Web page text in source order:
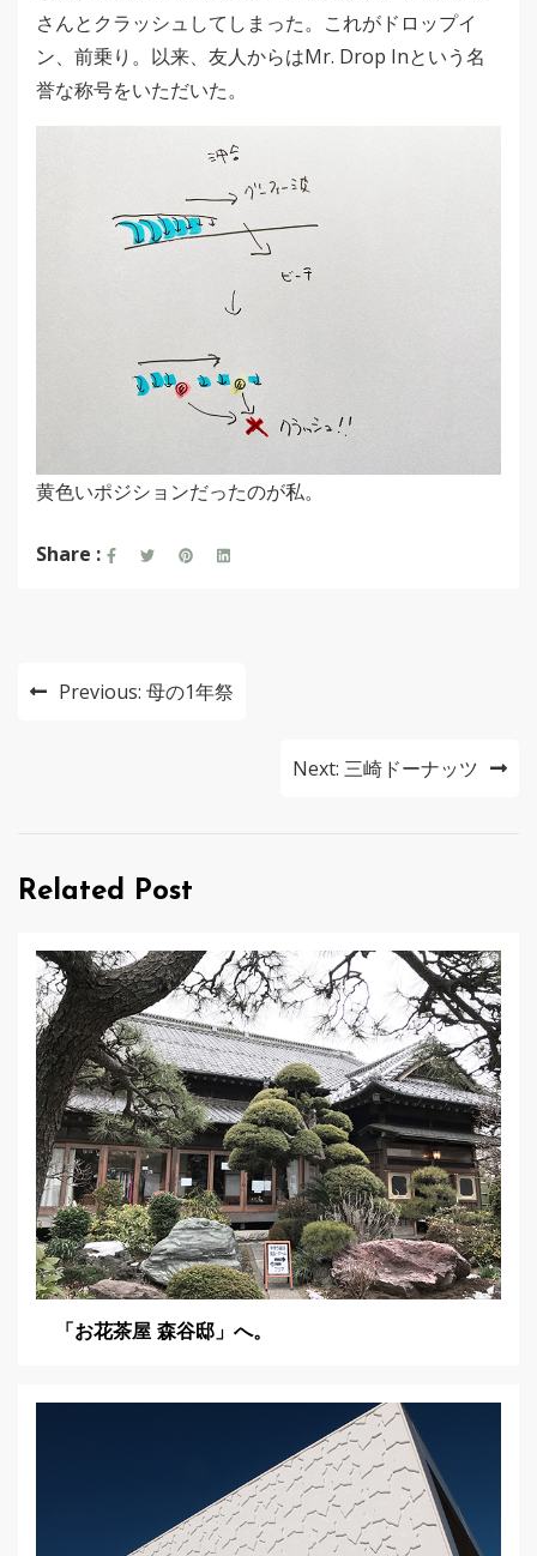
さんとクラッシュしてしまった。これがドロップイ
ン、前乗り。以来、友人からはMr. Drop Inという名
誉な称号をいただいた。
黄色いポジションだったのが私。
Share :
投
ー
ョ
ン
Previous: 母の1年祭
Next: 三崎ドーナッツ
Related Post
「お花茶屋 森谷邸」へ。